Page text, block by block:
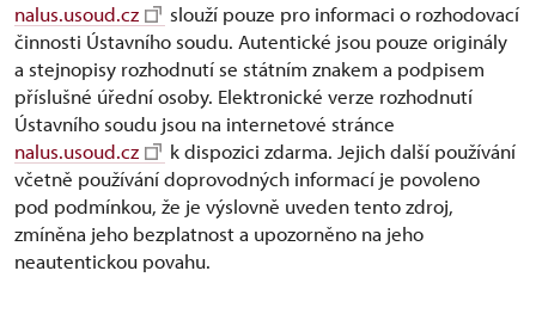
nalus.usoud.cz
slouží pouze pro informaci o rozhodovací
činnosti Ústavního soudu. Autentické jsou pouze originály
a stejnopisy rozhodnutí se státním znakem a podpisem
příslušné úřední osoby. Elektronické verze rozhodnutí
Ústavního soudu jsou na internetové stránce
nalus.usoud.cz
k dispozici zdarma. Jejich další používání
včetně používání doprovodných informací je povoleno
pod podmínkou, že je výslovně uveden tento zdroj,
zmíněna jeho bezplatnost a upozorněno na jeho
neautentickou povahu.